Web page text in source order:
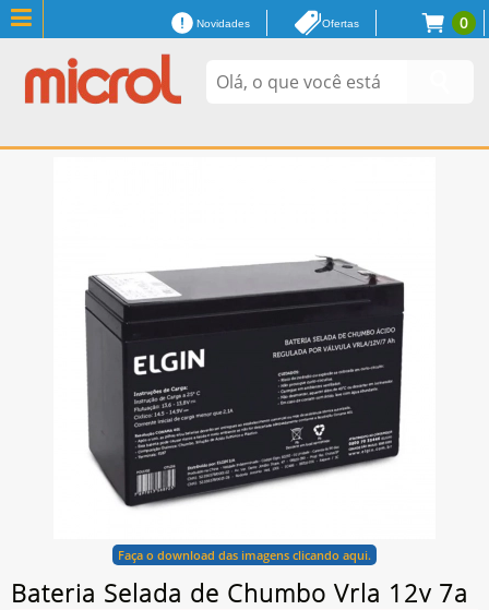
0
Novidades Ofertas
Faça o download das imagens clicando aqui.
Bateria Selada de Chumbo Vrla 12v 7a